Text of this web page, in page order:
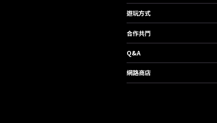
遊玩方式
合作共鬥
Q&A
網路商店